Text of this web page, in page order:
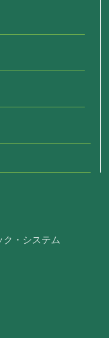
・システム